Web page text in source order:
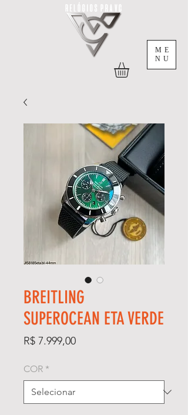
ME
NU
BREITLING
SUPEROCEAN ETA VERDE
R$ 7.999,00Preço
COR *